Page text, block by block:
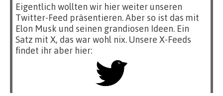
Eigentlich wollten wir hier weiter unseren
Twitter-Feed präsentieren. Aber so ist das mit
Elon Musk und seinen grandiosen Ideen. Ein
Satz mit X, das war wohl nix. Unsere X-Feeds
findet ihr aber hier: